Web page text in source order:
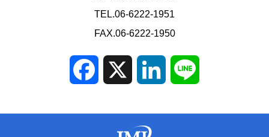
TEL.06-6222-1951
FAX.06-6222-1950
Facebook LinkedIn